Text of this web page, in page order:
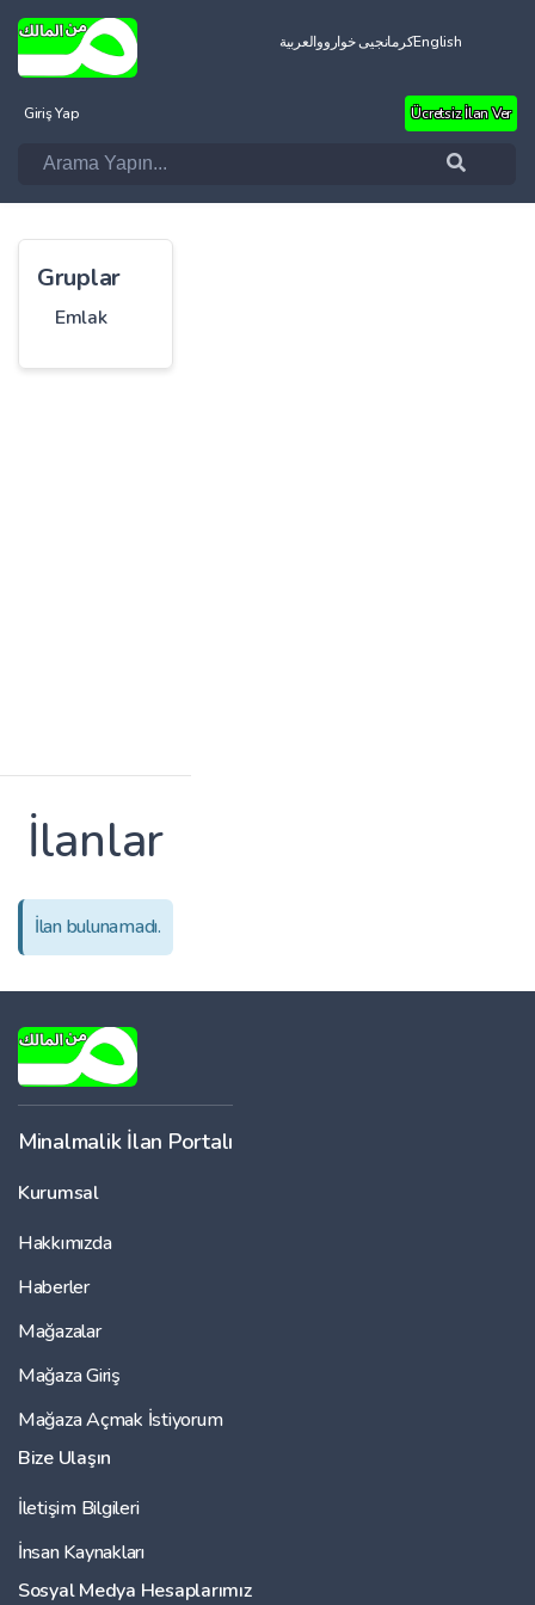
العربيةکرمانجیی خوارووEnglish
Giriş Yap Ücretsiz İlan Ver
Gruplar
Emlak
İlanlar
İlan bulunamadı.
Minalmalik İlan Portalı
Kurumsal
Hakkımızda
Haberler
Mağazalar
Mağaza Giriş
Mağaza Açmak İstiyorum
Bize Ulaşın
İletişim Bilgileri
İnsan Kaynakları
Sosyal Medya Hesaplarımız